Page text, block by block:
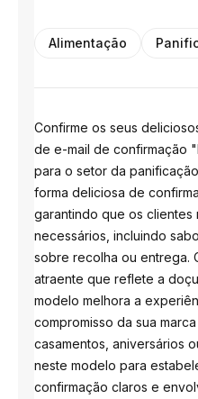
Alimentação
Confirme os seus
de e-mail de confirmação
para o setor da
forma deliciosa de
garantindo que os
necessários, incluindo
sobre recolha ou entrega.
atraente que reflete a
modelo melhora a
compromisso da sua
casamentos, aniversários
neste modelo para
confirmação claros e